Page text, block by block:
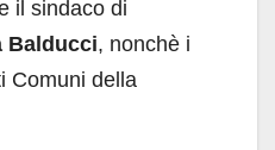
il sindaco di
Balducci, nonchè i
Comuni della